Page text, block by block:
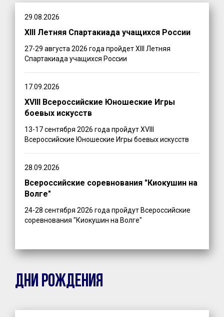
29.08.2026
XIII Летняя Спартакиада учащихся России
27-29 августа 2026 года пройдет XIII Летняя
Спартакиада учащихся России
17.09.2026
XVIII Всероссийские Юношеские Игры
боевых искусств
13-17 сентября 2026 года пройдут XVIII
Всероссийские Юношеские Игры боевых искусств
28.09.2026
Всероссийские соревнования "Киокушин на
Волге"
24-28 сентября 2026 года пройдут Всероссийские
соревнования "Киокушин на Волге"
ДНИ РОЖДЕНИЯ